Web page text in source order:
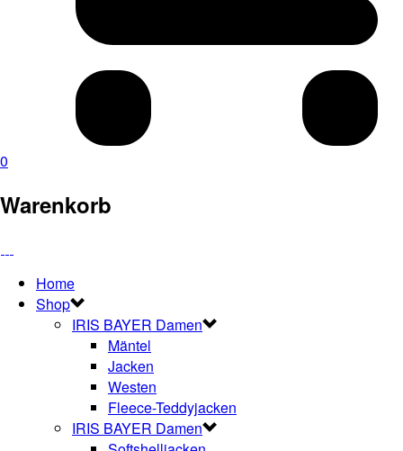
0
Warenkorb
Home
Shop
IRIS BAYER Damen
Mäntel
Jacken
Westen
Fleece-Teddyjacken
IRIS BAYER Damen